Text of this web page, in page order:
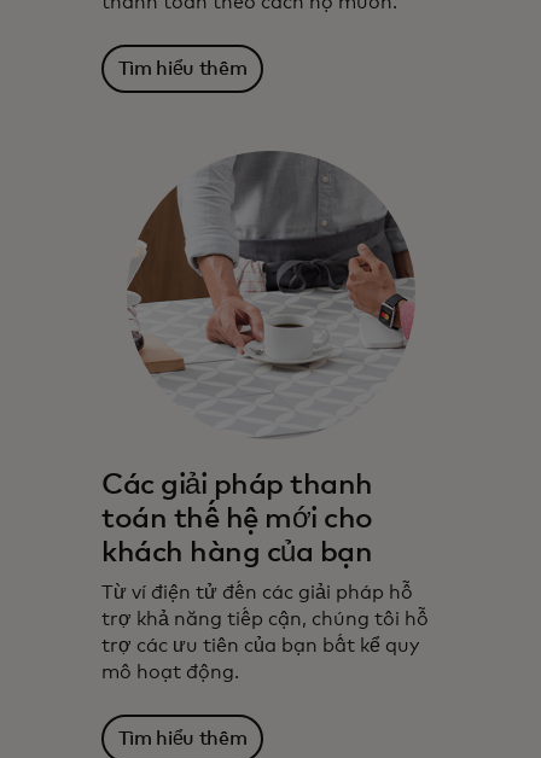
Mastercard hợp tác với các tổ chức tài
chính trong nhiều thập kỷ để thúc đẩy đổi
mới và tăng trưởng.
Tìm hiểu thêm
Các giải pháp thanh
toán thế hệ mới cho
khách hàng của bạn
Từ ví điện tử đến các giải pháp hỗ
trợ khả năng tiếp cận, chúng tôi hỗ
trợ các ưu tiên của bạn bất kể quy
mô hoạt động.
Tìm hiểu thêm